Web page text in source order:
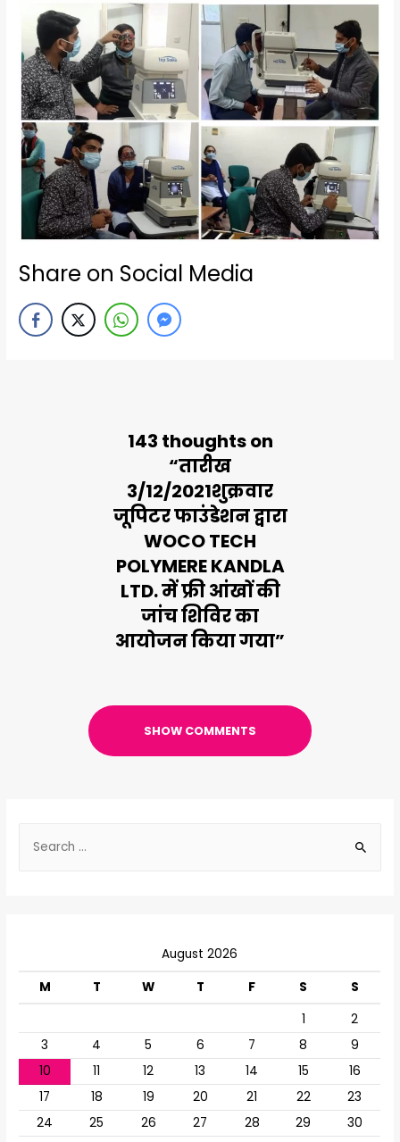
Share on Social Media
143 thoughts on
“तारीख
3/12/2021शुक्रवार
जूपिटर फाउंडेशन द्वारा
WOCO TECH
POLYMERE KANDLA
LTD. में फ्री आंखों की
जांच शिविर का
आयोजन किया गया”
SHOW COMMENTS
August 2026
M
T W T F S
S
1
2
3
4 5 6 7 8
9
10
11 12 13 14 15
16
17
18 19 20 21 22
23
24
25 26 27 28 29
30